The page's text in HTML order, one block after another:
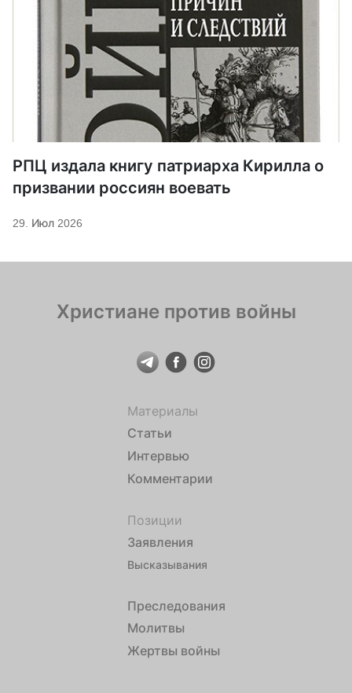
РПЦ издала книгу патриарха Кирилла о
призвании россиян воевать
29. Июл 2026
Христиане против войны
Материалы
Статьи
Интервью
Комментарии
Позиции
Заявления
Высказывания
Преследования
Молитвы
Жертвы войны